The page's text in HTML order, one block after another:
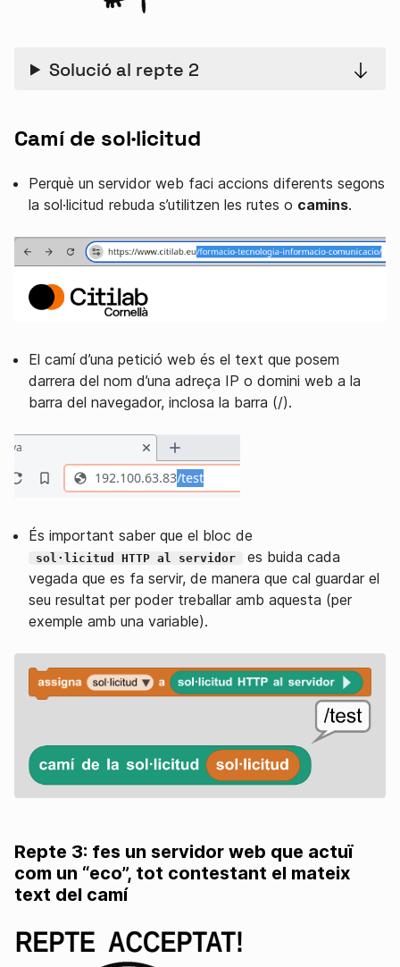
Solució al repte 2
Camí de sol·licitud
Perquè un servidor web faci accions diferents segons
la sol·licitud rebuda s’utilitzen les rutes o camins.
El camí d’una petició web és el text que posem
darrera del nom d’una adreça IP o domini web a la
barra del navegador, inclosa la barra (/).
És important saber que el bloc de
sol·licitud HTTP al servidor
es buida cada
vegada que es fa servir, de manera que cal guardar el
seu resultat per poder treballar amb aquesta (per
exemple amb una variable).
Repte 3: fes un servidor web que actuï
com un “eco”, tot contestant el mateix
text del camí